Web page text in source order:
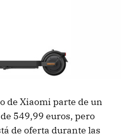
de Xiaomi parte de un
549,99 euros, pero
de oferta durante las